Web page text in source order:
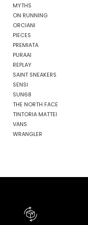
MYTHS
ON RUNNING
ORCIANI
PIECES
PREMIATA
PURAAI
REPLAY
SAINT SNEAKERS
SENSI
SUN68
THE NORTH FACE
TINTORIA MATTEI
VANS
WRANGLER